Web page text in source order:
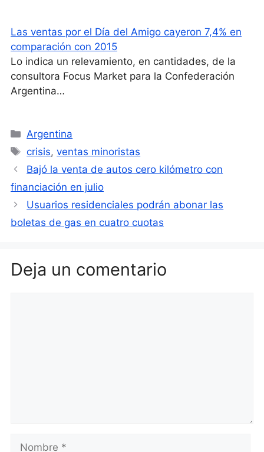
Las ventas por el Día del Amigo cayeron 7,4% en
comparación con 2015
Lo indica un relevamiento, en cantidades, de la
consultora Focus Market para la Confederación
Argentina…
Categorías
Argentina
Etiquetas
crisis,ventas minoristas
Bajó la venta de autos cero kilómetro con
financiación en julio
Usuarios residenciales podrán abonar las
boletas de gas en cuatro cuotas
Deja un comentario
Nombre